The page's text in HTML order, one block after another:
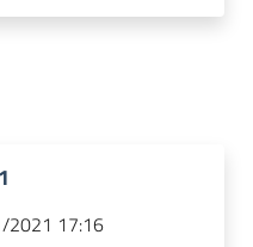
2021 17:16